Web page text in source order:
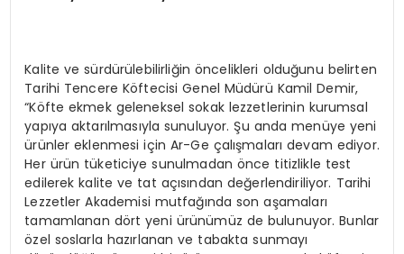
Kalite ve sürdürülebilirliğin öncelikleri olduğunu belirten
Tarihi Tencere Köftecisi Genel Müdürü Kamil Demir,
“Köfte ekmek geleneksel sokak lezzetlerinin kurumsal
yapıya aktarılmasıyla sunuluyor. Şu anda menüye yeni
ürünler eklenmesi için Ar-Ge çalışmaları devam ediyor.
Her ürün tüketiciye sunulmadan önce titizlikle test
edilerek kalite ve tat açısından değerlendiriliyor. Tarihi
Lezzetler Akademisi mutfağında son aşamaları
tamamlanan dört yeni ürünümüz de bulunuyor. Bunlar
özel soslarla hazırlanan ve tabakta sunmayı